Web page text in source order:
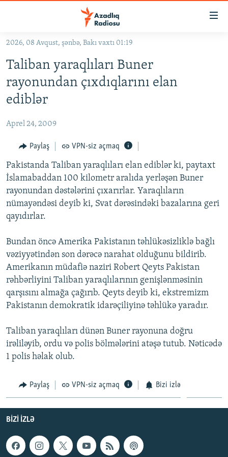
Əsas
qayıt
Əsas
naviqasiyaya
qayıt
keç
KORRUPSIOMETR
FƏRQƏ BAX
QANUNI DOĞRU
ARAŞDIRMA
MULTIMEDIA
VIDEO
FOTOQALEREYA
İNFOQRAFIKA
KARIKATURA
RADIO ARXIV
OXU ZALI
AZƏRBAYCAN ƏDƏBIYYATI KITABXANASI
İSLAM VƏ DEMOKRATIYA
İZ - MƏDƏNIYYƏT PROQRAMI
HAQQIMIZDA
MISSIYAMIZ
PEŞƏ ETIKASI VƏ JURNALISTIKA STANDARTLARIMIZ
MATERIALLARIMIZDAN ISTIFADƏ
AZADLIQRADIOSU MOBIL TELEFONUNUZDA
XƏBƏR BÜLLETENLƏRIMIZ
BIZI IZLƏ
RFE/RL-in bütün saytları
2026, 08 Avqust, şənbə, Bakı vaxtı 01:19
Taliban yaraqlıları Buner
rayonundan çıxdıqlarını elan
ediblər
Aprel 24, 2009
Paylaş VPN-siz açmaq
Pakistanda Taliban yaraqlıları elan ediblər ki, paytaxt
İslamabaddan 100 kilometr aralıda yerləşən Buner
rayonundan dəstələrini çıxarırlar. Yaraqlıların
nümayəndəsi deyib ki, Svat dərəsindəki bazalarına geri
qayıdırlar.
Bundan öncə Amerika Pakistanın təhlükəsizliklə bağlı
vəziyyətindən son dərəcə narahat olduğunu bildirib.
Amerikanın müdafiə naziri Robert Qeyts Pakistan
rəhbərliyini Taliban yaraqlılarının genişlənməsinin
qarşısını almağa çağırıb. Qeyts deyib ki, ekstremizm
Pakistanın demokratik idarəçiliyinə təhlükə yaradır.
Taliban yaraqlıları dünən Buner rayonuna doğru
irəliləyib, ordu və polis bölmələrini atəşə tutub. Nəticədə
1 polis həlak olub.
Paylaş VPN-siz açmaq Bizi izlə
BIZI IZLƏ